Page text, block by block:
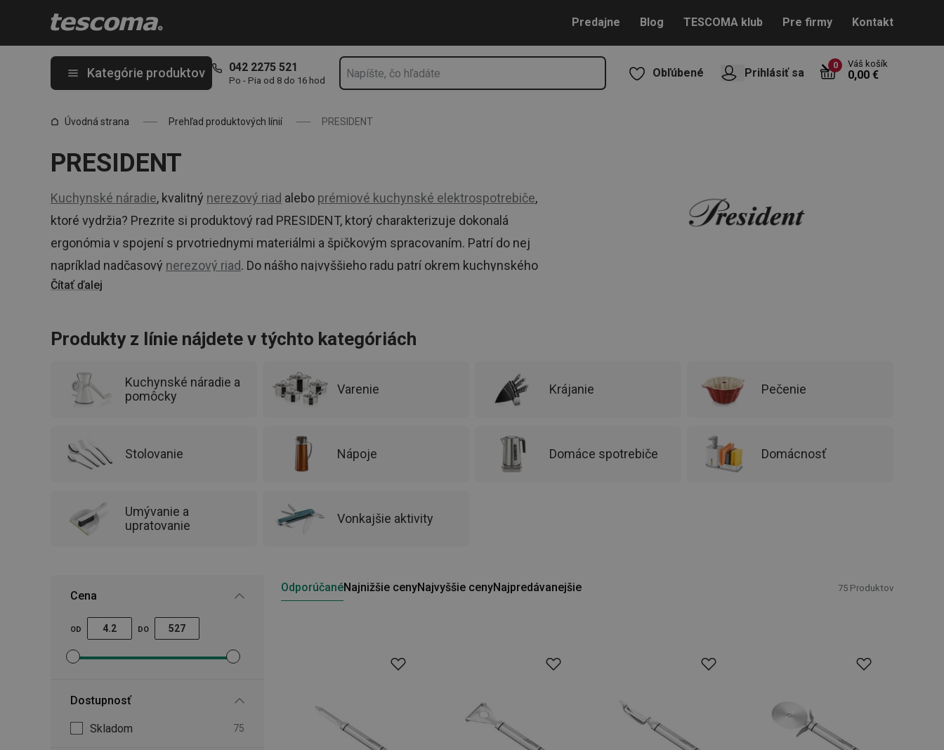
Predajne Blog TESCOMA klub Pre firmy Kontakt
Kategórie produktov 042 2275 521
Po - Pia od 8 do 16 hod
Obľúbené Prihlásiť sa
0 Váš košík
0,00 €
Úvodná strana Prehľad produktových línií PRESIDENT
PRESIDENT
Kuchynské náradie, kvalitný nerezový riad alebo prémiové kuchynské elektrospotrebiče,
ktoré vydržia? Prezrite si produktový rad PRESIDENT, ktorý charakterizuje dokonalá
ergonómia v spojení s prvotriednymi materiálmi a špičkovým spracovaním. Patrí do nej
napríklad nadčasový nerezový riad. Do nášho najvyššieho radu patrí okrem kuchynského
náradia a riadu aj elektrospotrebiče, ako je napríklad kuchynský robot, stolný mixér,
zladiť kuchynské potreby v jednotnom dizajne.
Čítať ďalej
Produkty z línie nájdete v týchto kategóriách
Kuchynské náradie a
pomôcky
Varenie Krájanie Pečenie
Stolovanie Nápoje Domáce spotrebiče Domácnosť
Umývanie a
upratovanie
Vonkajšie aktivity
Cena
OD DO
Nastaviť filter minimálna cena
Nastaviť filter maximálna cena
Dostupnosť
Skladom 75
OdporúčanéNajnižšie cenyNajvyššie cenyNajpredávanejšie 75 Produktov